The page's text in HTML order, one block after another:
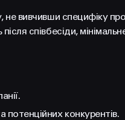
вивчивши специфіку
співбесіди,
конкурентів.